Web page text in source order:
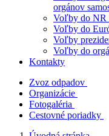
orgánov
Voľby do NR
Voľby do
Voľby
Voľby do
Kontakty
Zvoz odpadov
Organizácie
Fotogaléria
Cestovné poriadky